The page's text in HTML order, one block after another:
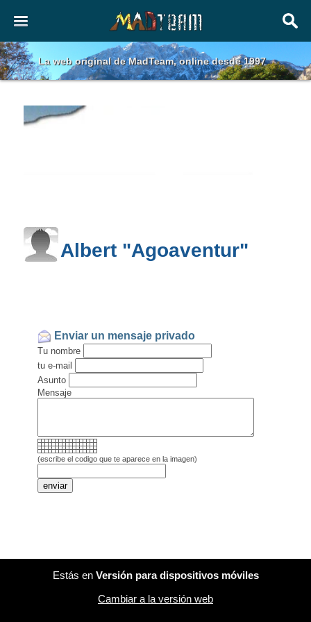
La web original de MadTeam, online desde 1997
Albert "Agoaventur"
Enviar un mensaje privado
Tu nombre
tu e-mail
Asunto
Mensaje
(escribe el codigo que te aparece en la imagen)
Estás en Versión para dispositivos móviles
Cambiar a la versión web